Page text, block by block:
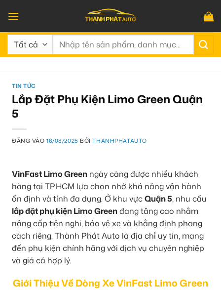
qua
nội
dung
Tìm
TIN TỨC
Lắp Đặt Phụ Kiện Limo Green Quận
5
ĐĂNG VÀO16/08/2025 BỞITHANHPHATAUTO
VinFast Limo Green ngày càng được nhiều khách
hàng tại TP.HCM lựa chọn nhờ khả năng vận hành
ổn định và tính đa dụng. Ở khu vựcQuận 5, nhu cầu
lắp đặt phụ kiện Limo Greenđang tăng cao nhằm
nâng cấp tiện nghi, bảo vệ xe và khẳng định phong
cách riêng. Thành Phát Auto là địa chỉ uy tín, mang
đến phụ kiện chính hãng với dịch vụ chuyên nghiệp
và giá cả hợp lý.
Giới Thiệu Về Dòng Xe VinFast Limo Green